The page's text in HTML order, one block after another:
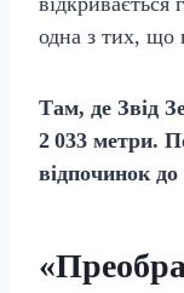
одна з тих, що
Там, де Звід
2 033 метри.
відпочинок